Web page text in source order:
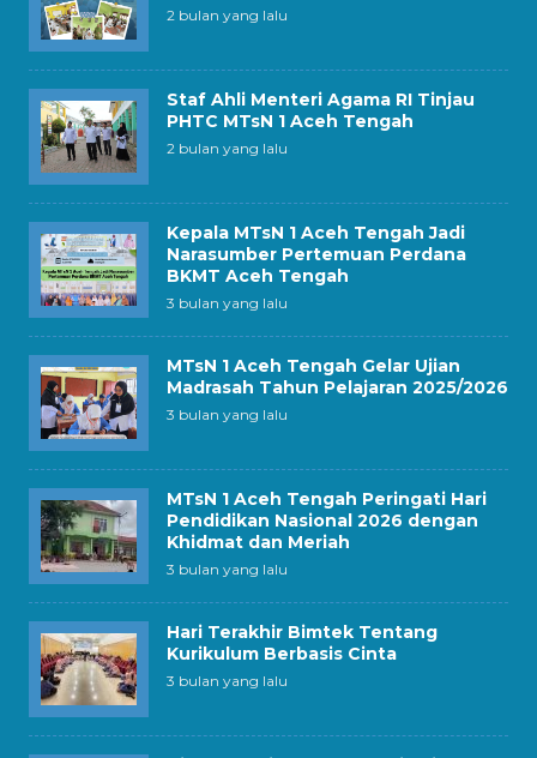
2 bulan yang lalu
Staf Ahli Menteri Agama RI Tinjau
PHTC MTsN 1 Aceh Tengah
2 bulan yang lalu
Kepala MTsN 1 Aceh Tengah Jadi
Narasumber Pertemuan Perdana
BKMT Aceh Tengah
3 bulan yang lalu
MTsN 1 Aceh Tengah Gelar Ujian
Madrasah Tahun Pelajaran 2025/2026
3 bulan yang lalu
MTsN 1 Aceh Tengah Peringati Hari
Pendidikan Nasional 2026 dengan
Khidmat dan Meriah
3 bulan yang lalu
Hari Terakhir Bimtek Tentang
Kurikulum Berbasis Cinta
3 bulan yang lalu